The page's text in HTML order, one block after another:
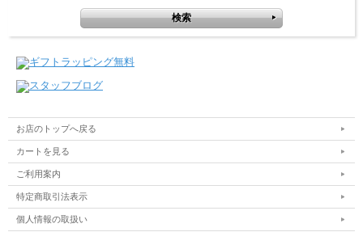
お店のトップへ戻る
カートを見る
ご利用案内
特定商取引法表示
個人情報の取扱い